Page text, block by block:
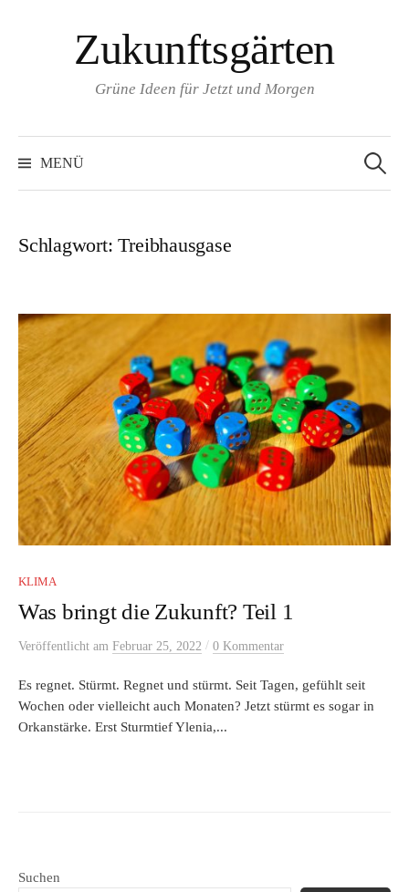
überspringenZukunftsgärten
Grüne Ideen für Jetzt und Morgen
MENÜ
nach:
Schlagwort:Treibhausgase
KLIMA
Was bringt die Zukunft? Teil 1
Veröffentlicht am Februar 25, 2022 / 0 Kommentar
Es regnet. Stürmt. Regnet und stürmt. Seit Tagen, gefühlt seit
Wochen oder vielleicht auch Monaten? Jetzt stürmt es sogar in
Orkanstärke. Erst Sturmtief Ylenia,...
Suchen